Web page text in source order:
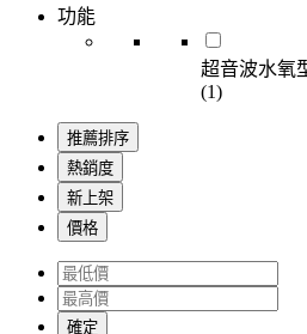
功能
超音波水氧
(1)
推薦排序
熱銷度
新上架
價格
確定